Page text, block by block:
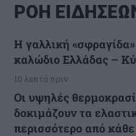
ΡΟΗ
Η γαλλική
καλώδιο Ελλάδας –
10 λεπτά πριν
Οι υψηλές
δοκιμάζουν τα
περισσότερο από